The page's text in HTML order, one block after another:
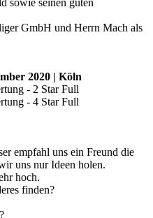
sowie seinen guten
GmbH und Herrn Mach als
2020 | Köln
empfahl uns ein Freund die
uns nur Ideen holen.
hoch.
finden?